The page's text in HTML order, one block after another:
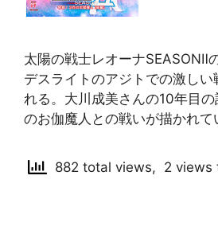
太陽の戦士レオーナSEASONⅡ
デスライトのアジトでの激しい
れる。大川成美さんの10年目
のお伽魔人との戦いが描かれて
882 total views, 2 views